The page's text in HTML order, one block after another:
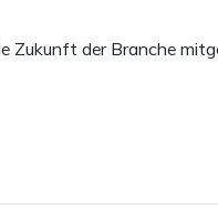
Zukunft der Branche